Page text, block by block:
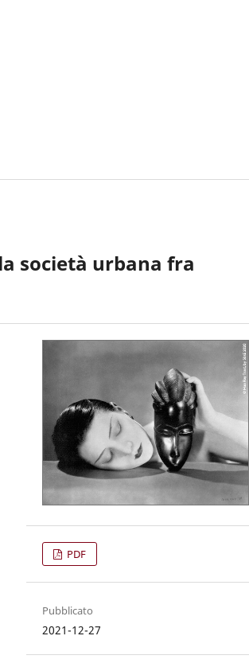
società urbana fra
PDF
Pubblicato
2021-12-27